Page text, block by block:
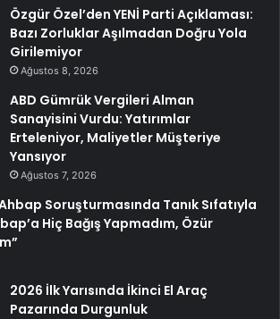
Özgür Özel’den YENİ Parti Açıklaması:
Bazı Zorluklar Aşılmadan Doğru Yola
Girilemiyor
Ağustos 8, 2026
ABD Gümrük Vergileri Alman
Sanayisini Vurdu: Yatırımlar
Erteleniyor, Maliyetler Müşteriye
Yansıyor
Ağustos 7, 2026
Soruşturmasında Tanık Sıfatıyla
Hiç Bağış Yapmadım, Özür
2026 İlk Yarısında İkinci El Araç
Pazarında Durgunluk